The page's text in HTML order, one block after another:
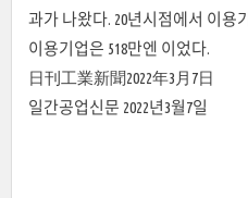
과가 나왔다. 20년시점에서 이용
이용기업은 518만엔 이었다.
日刊工業新聞2022年3月7日
일간공업신문 2022년3월7일